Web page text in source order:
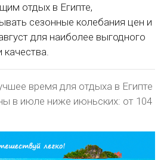
отдых в Египте,
сезонные колебания цен и
для наиболее выгодного
время для отдыха в Египте
в июле ниже июньских: от 104